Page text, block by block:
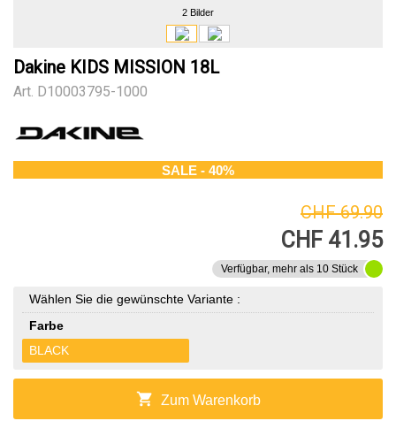
2 Bilder
Dakine KIDS MISSION 18L
Art. D10003795-1000
SALE - 40%
CHF 69.90
CHF 41.95
Verfügbar, mehr als 10 Stück
Wählen Sie die gewünschte Variante :
Farbe
BLACK
shopping_cart Zum Warenkorb